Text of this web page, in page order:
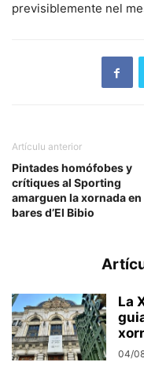
previsiblemente nel
Artículu anterior
Pintades homófobes y
crítiques al Sporting
amarguen la xornada
bares d’El Bibio
La
04/